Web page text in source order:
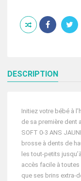
DENTS
MINI
JAUNE
DESCRIPTION
Initiez votre bébé à
de sa première dent
SOFT 0-3 ANS
brosse à dents de
les tout-petits
accès facile à
que ses brins extra-